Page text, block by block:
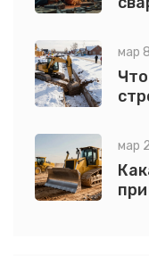
мар
мар